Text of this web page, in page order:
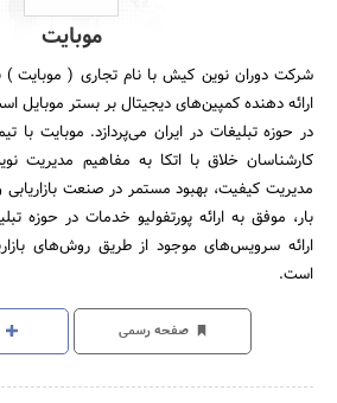
موبایت
شرکت دوران نوین کیش با نام تجاری ( موبایت
ارائه دهنده کمپین‌های دیجیتال بر بستر موبایل
در حوزه تبلیغات در ایران می‌پردازد. موبایت
کارشناسان خلاق با اتکا به مفاهیم مدیریت
مدیریت کیفیت، بهبود مستمر در صنعت
بار، موفق به ارائه پورتفولیو خدمات در حوزه
ارائه سرویس‌های موجود از طریق روش‌های
است.
صفحه رسمی